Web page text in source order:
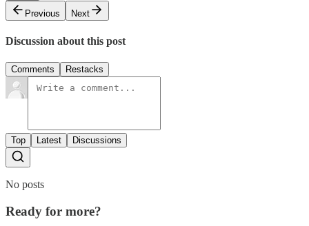
Previous
Next
Discussion about this post
Comments Restacks
Top Latest Discussions
No posts
Ready for more?